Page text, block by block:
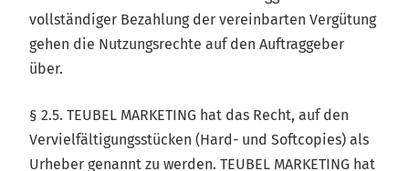
vollständiger Bezahlung der vereinbarten Vergütung
gehen die Nutzungsrechte auf den Auftraggeber
über.
§ 2.5. TEUBEL MARKETING hat das Recht, auf den
Vervielfältigungsstücken (Hard- und Softcopies) als
Urheber genannt zu werden. TEUBEL MARKETING hat